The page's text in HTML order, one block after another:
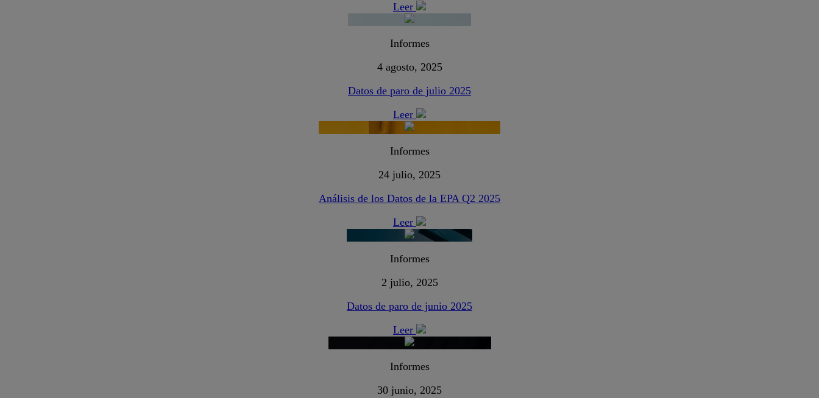
Leer
Informes
4 agosto, 2025
Datos de paro de julio 2025
Leer
Informes
24 julio, 2025
Análisis de los Datos de la EPA Q2 2025
Leer
Informes
2 julio, 2025
Datos de paro de junio 2025
Leer
Informes
30 junio, 2025